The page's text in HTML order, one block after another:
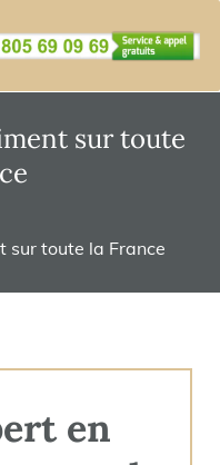
sur toute
sur toute la France
en